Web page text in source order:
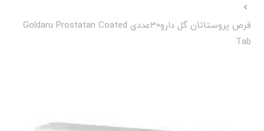
قرص پروستاتان گل دارو30عددی Goldaru Prostatan Coated
Tab